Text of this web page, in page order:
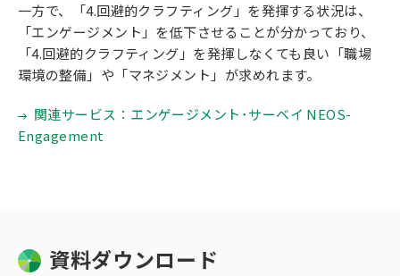
一方で、「4.回避的クラフティング」を発揮する状況は、
「エンゲージメント」を低下させることが分かっており、
「4.回避的クラフティング」を発揮しなくても良い「職場
環境の整備」や「マネジメント」が求めれます。
関連サービス：エンゲージメント･サーベイ NEOS-
Engagement
資料ダウンロード